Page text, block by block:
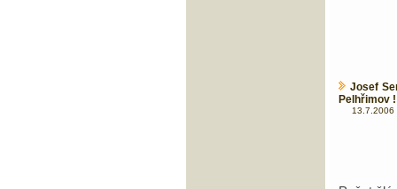
Josef
Pelhřimov !
13.7.2006